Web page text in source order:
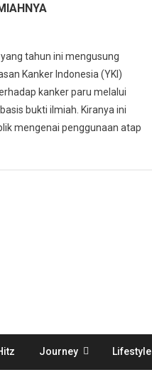
tahun ini mengusung
Kanker Indonesia (YKI)
kanker paru melalui
bukti ilmiah. Kiranya ini
mengenai penggunaan atap
Journey Lifestyle